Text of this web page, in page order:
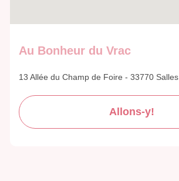
Au Bonheur du Vrac
13 Allée du Champ de Foire - 33770 Salles
Allons-y!